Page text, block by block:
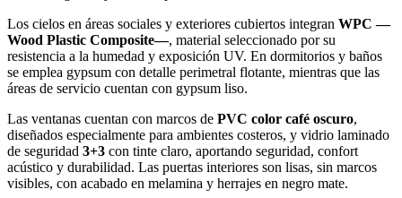
Los cielos en áreas sociales y exteriores cubiertos integran WPC —
Wood Plastic Composite—, material seleccionado por su
resistencia a la humedad y exposición UV. En dormitorios y baños
se emplea gypsum con detalle perimetral flotante, mientras que las
áreas de servicio cuentan con gypsum liso.
Las ventanas cuentan con marcos de PVC color café oscuro,
diseñados especialmente para ambientes costeros, y vidrio laminado
de seguridad 3+3 con tinte claro, aportando seguridad, confort
acústico y durabilidad. Las puertas interiores son lisas, sin marcos
visibles, con acabado en melamina y herrajes en negro mate.